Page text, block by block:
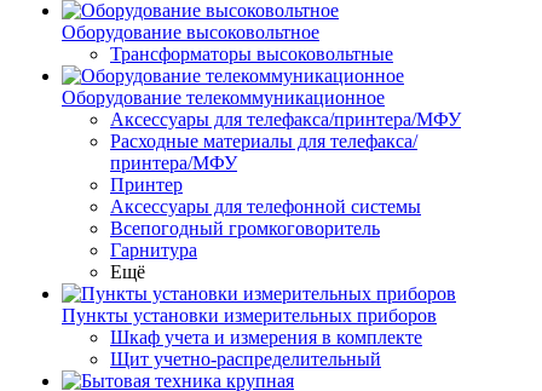
Оборудование высоковольтное
Трансформаторы высоковольтные
Оборудование телекоммуникационное
Аксессуары для телефакса/принтера/МФУ
Расходные материалы для телефакса/
принтера/МФУ
Принтер
Аксессуары для телефонной системы
Всепогодный громкоговоритель
Гарнитура
Ещё
Пункты установки измерительных приборов
Шкаф учета и измерения в комплекте
Щит учетно-распределительный